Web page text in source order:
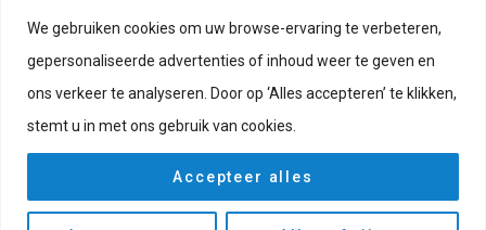
We gebruiken cookies om uw browse-ervaring te verbeteren,
gepersonaliseerde advertenties of inhoud weer te geven en
ons verkeer te analyseren. Door op ‘Alles accepteren’ te klikken,
stemt u in met ons gebruik van cookies.
Accepteer alles
Datenschutzrichtlinie
Cookie rictlinie
Aviso legal